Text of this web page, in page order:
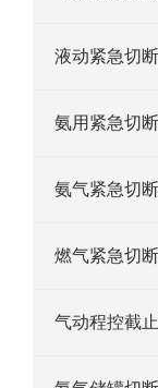
液动紧急切
氨用紧急切
氨气紧急切
燃气紧急切
气动程控截